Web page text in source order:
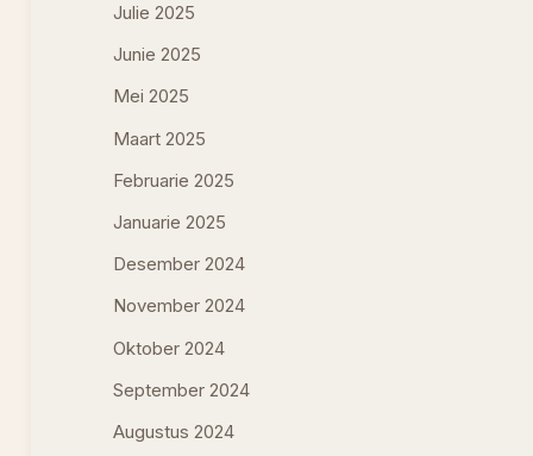
Julie 2025
Junie 2025
Mei 2025
Maart 2025
Februarie 2025
Januarie 2025
Desember 2024
November 2024
Oktober 2024
September 2024
Augustus 2024